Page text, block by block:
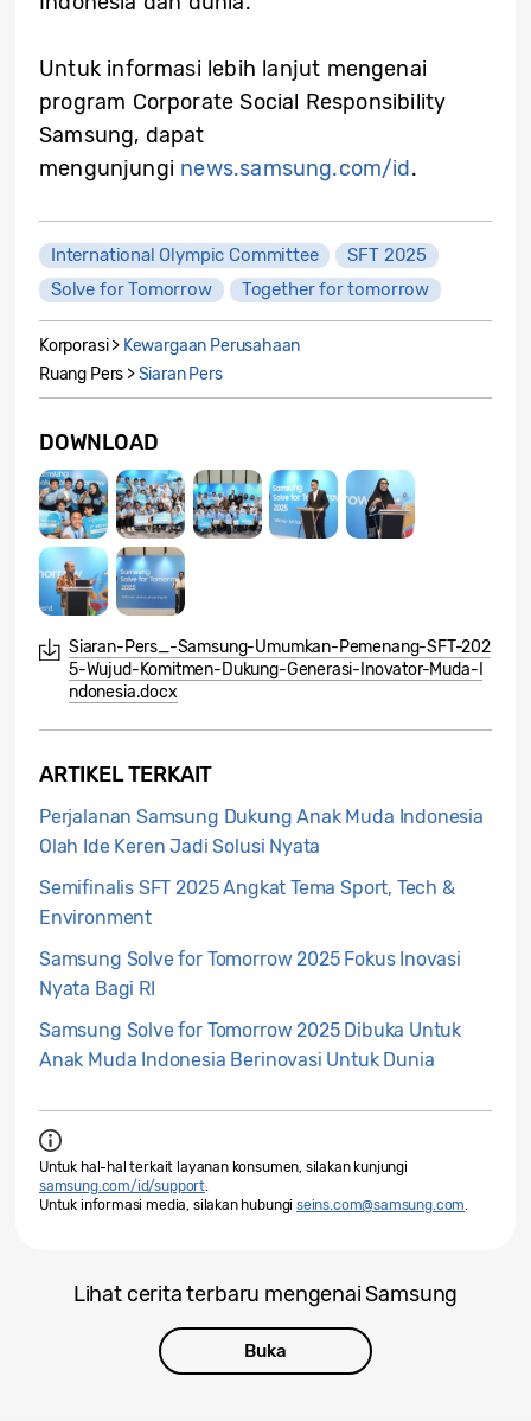
Untuk informasi lebih lanjut mengenai
program Corporate Social Responsibility
Samsung, dapat
mengunjungi news.samsung.com/id.
International Olympic Committee
SFT 2025
Solve for Tomorrow
Together for tomorrow
Korporasi > Kewargaan Perusahaan
Ruang Pers >Siaran Pers
DOWNLOAD
Siaran-Pers_-Samsung-Umumkan-Pemenang-SFT-202
5-Wujud-Komitmen-Dukung-Generasi-Inovator-Muda-I
ndonesia.docx
ARTIKEL TERKAIT
Perjalanan Samsung Dukung Anak Muda Indonesia
Olah Ide Keren Jadi Solusi Nyata
Semifinalis SFT 2025 Angkat Tema Sport, Tech &
Environment
Samsung Solve for Tomorrow 2025 Fokus Inovasi
Nyata Bagi RI
Samsung Solve for Tomorrow 2025 Dibuka Untuk
Anak Muda Indonesia Berinovasi Untuk Dunia
Untuk hal-hal terkait layanan konsumen, silakan kunjungi
samsung.com/id/support.
Untuk informasi media, silakan hubungi seins.com@samsung.com.
Lihat cerita terbaru mengenai Samsung
Buka